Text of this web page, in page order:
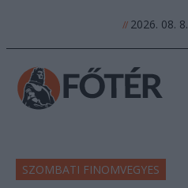
//2026. 08. 8.
SZOMBATI FINOMVEGYES